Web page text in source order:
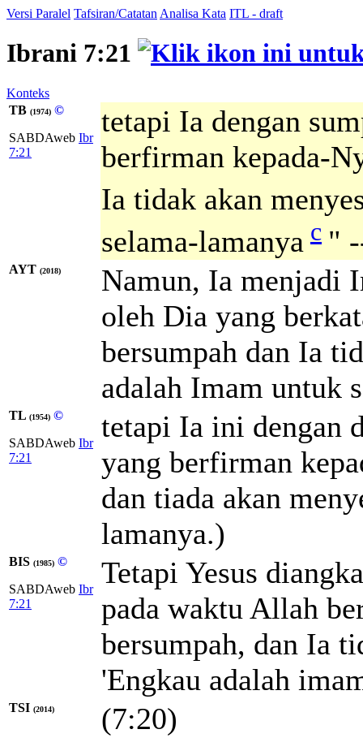
Versi Paralel Tafsiran/Catatan Analisa Kata ITL - draft
Ibrani 7:21
Konteks
TB (1974) ©
SABDAweb Ibr
7:21
tetapi Ia dengan
berfirman kepada-
Ia tidak akan
selama-lamanya c "
AYT (2018)
Namun, Ia menjadi
oleh Dia yang
bersumpah dan Ia
adalah Imam untuk
TL (1954) ©
SABDAweb Ibr
7:21
tetapi Ia ini dengan
yang berfirman
dan tiada akan
lamanya.)
BIS (1985) ©
SABDAweb Ibr
7:21
Tetapi Yesus
pada waktu Allah
bersumpah, dan Ia
'Engkau adalah
TSI (2014) (7:20)